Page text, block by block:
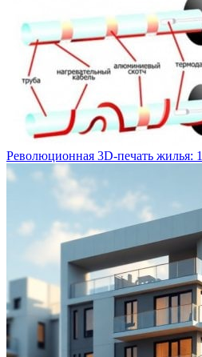
Революционная 3D-печать жилья: